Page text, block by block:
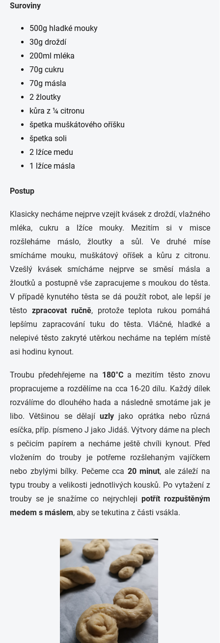
Suroviny
500g hladké mouky
30g droždí
200ml mléka
70g cukru
70g másla
2 žloutky
kůra z ¼ citronu
špetka muškátového oříšku
špetka soli
2 lžíce medu
1 lžíce másla
Postup
Klasicky necháme nejprve vzejít kvásek z droždí, vlažného
mléka, cukru a lžíce mouky. Mezitím si v misce
rozšleháme máslo, žloutky a sůl. Ve druhé míse
smícháme mouku, muškátový oříšek a kůru z citronu.
Vzešlý kvásek smícháme nejprve se směsí másla a
žloutků a postupně vše zapracujeme s moukou do těsta.
V případě kynutého těsta se dá použít robot, ale lepší je
těsto zpracovat ručně, protože teplota rukou pomáhá
lepšímu zapracování tuku do těsta. Vláčné, hladké a
nelepivé těsto zakryté utěrkou necháme na teplém místě
asi hodinu kynout.
Troubu předehřejeme na 180°Ca mezitím těsto znovu
propracujeme a rozdělíme na cca 16-20 dílu. Každý dílek
rozválíme do dlouhého hada a následně smotáme jak je
libo. Většinou se dělají uzly jako oprátka nebo různá
esíčka, příp. písmeno J jako Jidáš. Výtvory dáme na plech
s pečicím papírem a necháme ještě chvíli kynout. Před
vložením do trouby je potřeme rozšlehaným vajíčkem
nebo zbylými bílky. Pečeme cca 20 minut, ale záleží na
typu trouby a velikosti jednotlivých kousků. Po vytažení z
trouby se je snažíme co nejrychlejipotřít rozpuštěným
medem s máslem, aby se tekutina z části vsákla.